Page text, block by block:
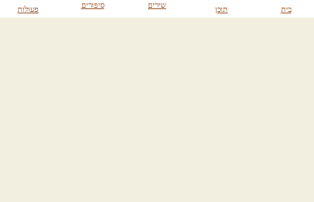
בית תוכן שירים סיפורים פעולות